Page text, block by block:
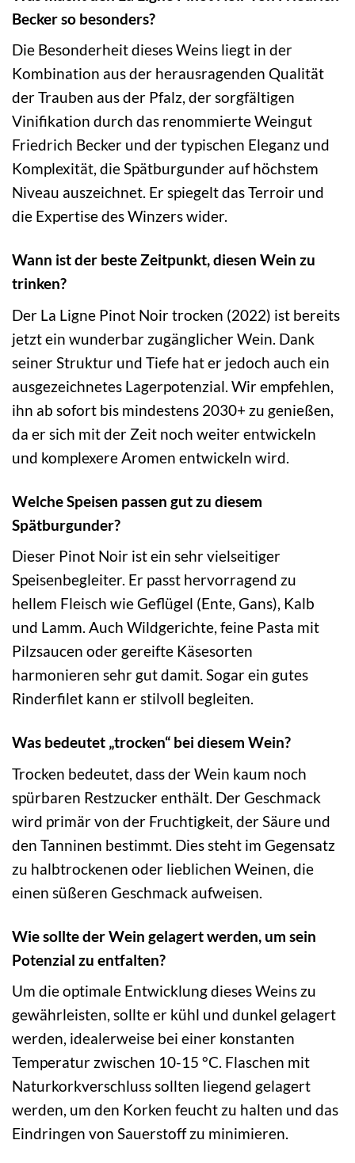
Becker so besonders?
Die Besonderheit dieses Weins liegt in der
Kombination aus der herausragenden Qualität
der Trauben aus der Pfalz, der sorgfältigen
Vinifikation durch das renommierte Weingut
Friedrich Becker und der typischen Eleganz und
Komplexität, die Spätburgunder auf höchstem
Niveau auszeichnet. Er spiegelt das Terroir und
die Expertise des Winzers wider.
Wann ist der beste Zeitpunkt, diesen Wein zu
trinken?
Der La Ligne Pinot Noir trocken (2022) ist bereits
jetzt ein wunderbar zugänglicher Wein. Dank
seiner Struktur und Tiefe hat er jedoch auch ein
ausgezeichnetes Lagerpotenzial. Wir empfehlen,
ihn ab sofort bis mindestens 2030+ zu genießen,
da er sich mit der Zeit noch weiter entwickeln
und komplexere Aromen entwickeln wird.
Welche Speisen passen gut zu diesem
Spätburgunder?
Dieser Pinot Noir ist ein sehr vielseitiger
Speisenbegleiter. Er passt hervorragend zu
hellem Fleisch wie Geflügel (Ente, Gans), Kalb
und Lamm. Auch Wildgerichte, feine Pasta mit
Pilzsaucen oder gereifte Käsesorten
harmonieren sehr gut damit. Sogar ein gutes
Rinderfilet kann er stilvoll begleiten.
Was bedeutet „trocken“ bei diesem Wein?
Trocken bedeutet, dass der Wein kaum noch
spürbaren Restzucker enthält. Der Geschmack
wird primär von der Fruchtigkeit, der Säure und
den Tanninen bestimmt. Dies steht im Gegensatz
zu halbtrockenen oder lieblichen Weinen, die
einen süßeren Geschmack aufweisen.
Wie sollte der Wein gelagert werden, um sein
Potenzial zu entfalten?
Um die optimale Entwicklung dieses Weins zu
gewährleisten, sollte er kühl und dunkel gelagert
werden, idealerweise bei einer konstanten
Temperatur zwischen 10-15 °C. Flaschen mit
Naturkorkverschluss sollten liegend gelagert
werden, um den Korken feucht zu halten und das
Eindringen von Sauerstoff zu minimieren.